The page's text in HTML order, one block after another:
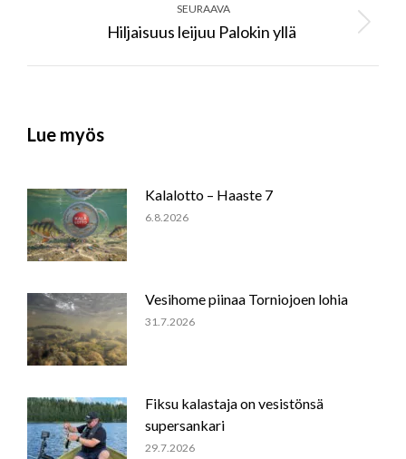
SEURAAVA
Next
Hiljaisuus leijuu Palokin yllä
Lue myös
Kalalotto – Haaste 7
6.8.2026
Vesihome piinaa Torniojoen lohia
31.7.2026
Fiksu kalastaja on vesistönsä
supersankari
29.7.2026